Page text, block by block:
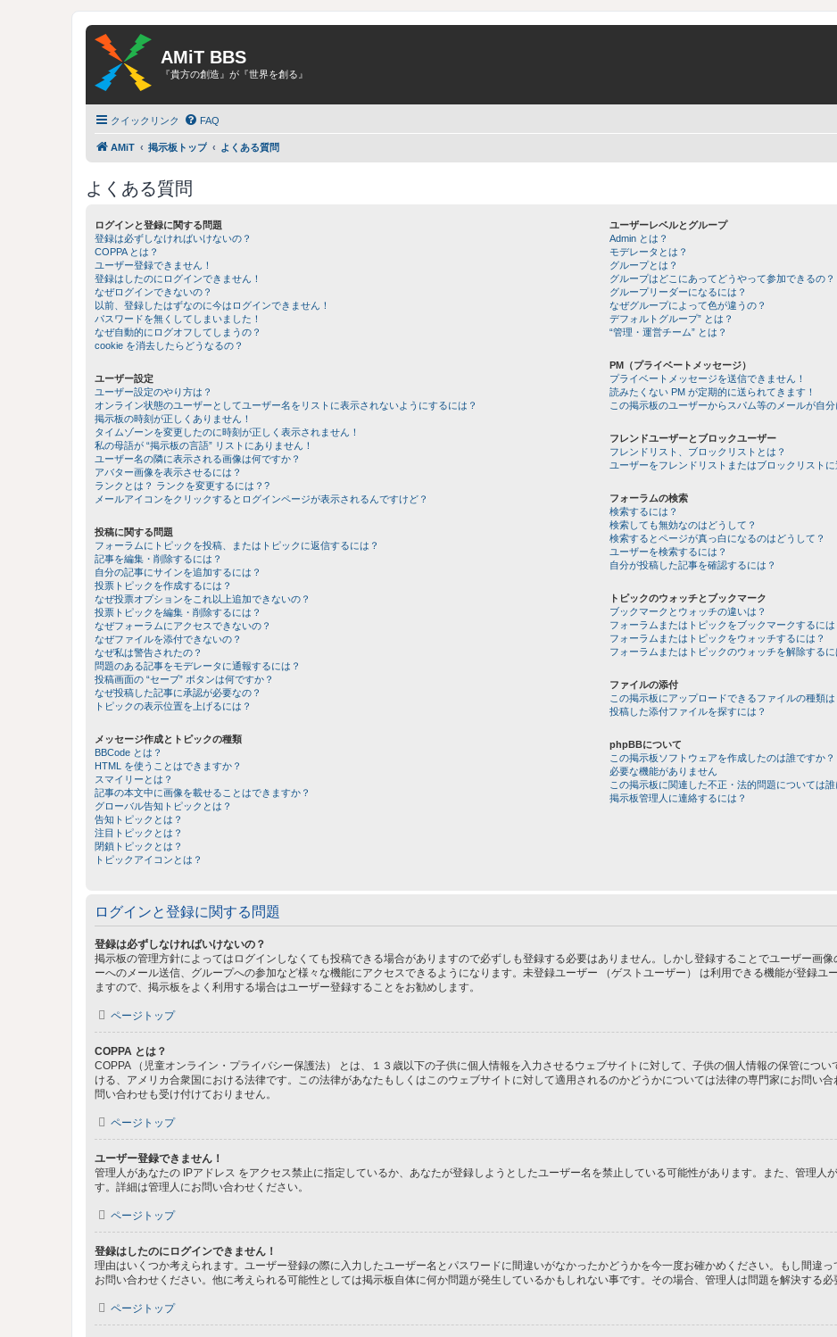
AMiT BBS
『貴方の創造』が『世界を創る』
クイックリンク FAQ
AMiT 掲示板トップ よくある質問
よくある質問
ログインと登録に関する問題
登録は必ずしなければいけないの？
COPPA とは？
ユーザー登録できません！
登録はしたのにログインできません！
なぜログインできないの？
以前、登録したはずなのに今はログインできません！
パスワードを無くしてしまいました！
なぜ自動的にログオフしてしまうの？
cookie を消去したらどうなるの？
ユーザー設定
ユーザー設定のやり方は？
オンライン状態のユーザーとしてユーザー名をリストに表示されないようにするには？
掲示板の時刻が正しくありません！
タイムゾーンを変更したのに時刻が正しく表示されません！
私の母語が “掲示板の言語” リストにありません！
ユーザー名の隣に表示される画像は何ですか？
アバター画像を表示させるには？
ランクとは？ ランクを変更するには？?
メールアイコンをクリックするとログインページが表示されるんですけど？
投稿に関する問題
フォーラムにトピックを投稿、またはトピックに返信するには？
記事を編集・削除するには？
自分の記事にサインを追加するには？
投票トピックを作成するには？
なぜ投票オプションをこれ以上追加できないの？
投票トピックを編集・削除するには？
なぜフォーラムにアクセスできないの？
なぜファイルを添付できないの？
なぜ私は警告されたの？
問題のある記事をモデレータに通報するには？
投稿画面の “セーブ” ボタンは何ですか？
なぜ投稿した記事に承認が必要なの？
トピックの表示位置を上げるには？
メッセージ作成とトピックの種類
BBCode とは？
HTML を使うことはできますか？
スマイリーとは？
記事の本文中に画像を載せることはできますか？
グローバル告知トピックとは？
告知トピックとは？
注目トピックとは？
閉鎖トピックとは？
トピックアイコンとは？
ユーザーレベルとグループ
Admin とは？
モデレータとは？
グループとは？
グループはどこにあってどうやって参加できるの？
グループリーダーになるには？
なぜグループによって色が違うの？
デフォルトグループ” とは？
“管理・運営チーム” とは？
PM（プライベートメッセージ）
プライベートメッセージを送信できません！
読みたくない PM が定期的に送られてきます！
この掲示板のユーザーからスパム等のメールが自分
フレンドユーザーとブロックユーザー
フレンドリスト、ブロックリストとは？
ユーザーをフレンドリストまたはブロックリスト
フォーラムの検索
検索するには？
検索しても無効なのはどうして？
検索するとページが真っ白になるのはどうして？
ユーザーを検索するには？
自分が投稿した記事を確認するには？
トピックのウォッチとブックマーク
ブックマークとウォッチの違いは？
フォーラムまたはトピックをブックマークするには
フォーラムまたはトピックをウォッチするには？
フォーラムまたはトピックのウォッチを解除するに
ファイルの添付
この掲示板にアップロードできるファイルの種類は
投稿した添付ファイルを探すには？
phpBBについて
この掲示板ソフトウェアを作成したのは誰ですか？
必要な機能がありません
この掲示板に関連した不正・法的問題については
掲示板管理人に連絡するには？
ログインと登録に関する問題
登録は必ずしなければいけないの？
掲示板の管理方針によってはログインしなくても投稿できる場合がありますので必ずしも登録する必要はありません。しかし登録することでユーザー画
ーへのメール送信、グループへの参加など様々な機能にアクセスできるようになります。未登録ユーザー （ゲストユーザー） は利用できる機能が登録ユ
ますので、掲示板をよく利用する場合はユーザー登録することをお勧めします。
ページトップ
COPPA とは？
COPPA （児童オンライン・プライバシー保護法） とは、１３歳以下の子供に個人情報を入力させるウェブサイトに対して、子供の個人情報の保管につ
ける、アメリカ合衆国における法律です。この法律があなたもしくはこのウェブサイトに対して適用されるのかどうかについては法律の専門家にお問い
問い合わせも受け付けておりません。
ページトップ
ユーザー登録できません！
管理人があなたの IPアドレス をアクセス禁止に指定しているか、あなたが登録しようとしたユーザー名を禁止している可能性があります。また、管理人
す。詳細は管理人にお問い合わせください。
ページトップ
登録はしたのにログインできません！
理由はいくつか考えられます。ユーザー登録の際に入力したユーザー名とパスワードに間違いがなかったかどうかを今一度お確かめください。もし間違
お問い合わせください。他に考えられる可能性としては掲示板自体に何か問題が発生しているかもしれない事です。その場合、管理人は問題を解決する必
ページトップ